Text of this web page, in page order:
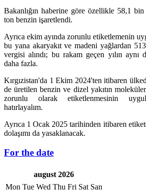
Bakanlığın haberine göre özellikle 58,1
ton benzin işaretlendi.
Ayrıca ekim ayında zorunlu etiketlemenin
bu yana akaryakıt ve madeni yağlardan
vergisi alındı; bu rakam geçen yılın aynı
daha fazla.
Kırgızistan'da 1 Ekim 2024'ten itibaren
de üretilen benzin ve dizel yakıtın
zorunlu olarak etiketlenmesinin
hatırlayalım.
Ayrıca 1 Ocak 2025 tarihinden itibaren
dolaşımı da yasaklanacak.
For the date
august 2026
Mon Tue Wed Thu Fri Sat San